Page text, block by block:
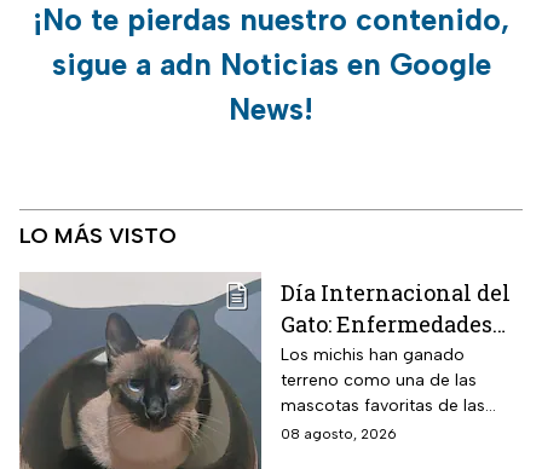
¡No te pierdas nuestro contenido,
sigue a adn Noticias en Google
News!
LO MÁS VISTO
Día Internacional del
Gato: Enfermedades
más comunes y cómo
cuidar a estos felinos
Los michis han ganado
terreno como una de las
mascotas favoritas de las
familias mexicanas y hoy 8 de
08 agosto, 2026